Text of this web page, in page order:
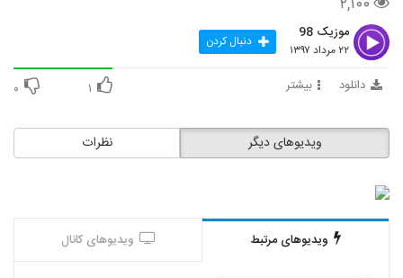
موزیک 98
۲۲ مرداد ۱۳۹۷ دنبال کردن
دانلود بیشتر ۱ ۰
نظرات ویدیوهای دیگر
ویدیوهای مرتبط ویدیوهای کانال